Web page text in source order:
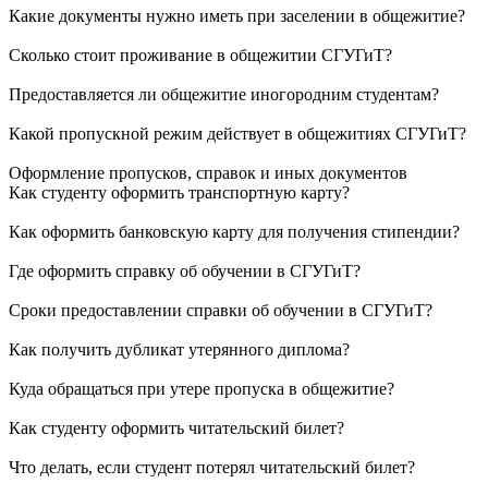
Какие документы нужно иметь при заселении в общежитие?
Сколько стоит проживание в общежитии СГУГиТ?
Предоставляется ли общежитие иногородним студентам?
Какой пропускной режим действует в общежитиях СГУГиТ?
Оформление пропусков, справок и иных документов
Как студенту оформить транспортную карту?
Как оформить банковскую карту для получения стипендии?
Где оформить справку об обучении в СГУГиТ?
Сроки предоставлении справки об обучении в СГУГиТ?
Как получить дубликат утерянного диплома?
Куда обращаться при утере пропуска в общежитие?
Как студенту оформить читательский билет?
Что делать, если студент потерял читательский билет?